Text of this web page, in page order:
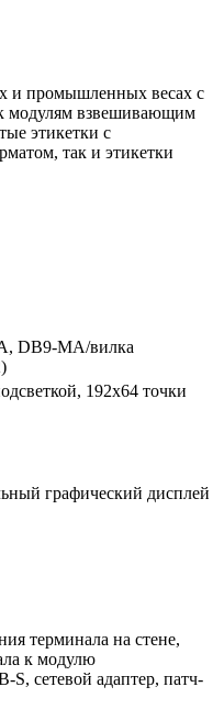
и промышленных весах с
модулям взвешивающим
этикетки с
так и этикетки
DB9-MА/вилка
192х64 точки
графический дисплей
терминала на стене,
к модулю
сетевой адаптер, патч-